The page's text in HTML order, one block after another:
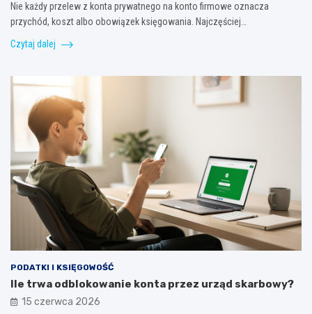
Nie każdy przelew z konta prywatnego na konto firmowe oznacza
przychód, koszt albo obowiązek księgowania. Najczęściej…
Czytaj dalej
PODATKI I KSIĘGOWOŚĆ
Ile trwa odblokowanie konta przez urząd skarbowy?
15 czerwca 2026